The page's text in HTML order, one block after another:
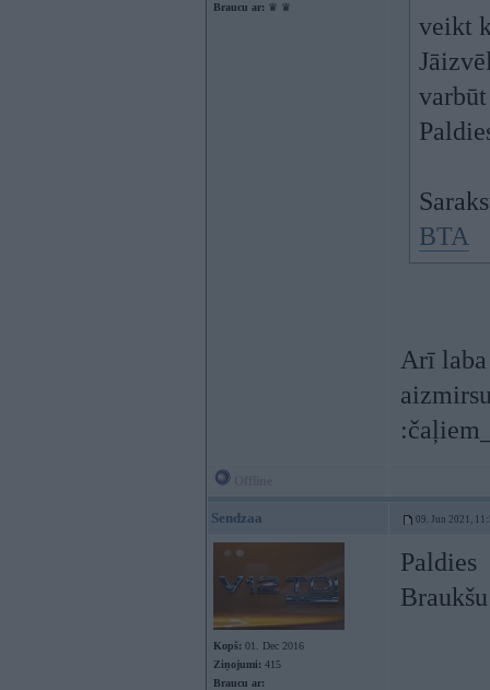
Braucu ar: ♛ ♛
veikt
BTA
Arī
Sendzaa 09. Jun 2021,
Kopš: 01. Dec 2016
Ziņojumi: 415
Braucu ar:
Paldies